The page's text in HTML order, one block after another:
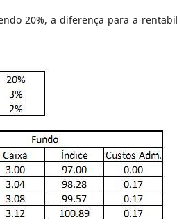
20%, a diferença para a